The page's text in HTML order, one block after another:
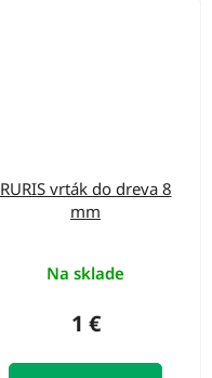
RURIS vrták do dreva 8
mm
Na sklade
1 €